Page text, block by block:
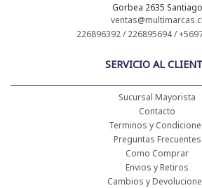
Gorbea 2635 Santiago
ventas@multimarcas.cl
226896392 / 226895694 /
SERVICIO AL
Sucursal Mayorista
Contacto
Terminos y
Preguntas Frecuentes
Como Comprar
Envios y Retiros
Cambios y